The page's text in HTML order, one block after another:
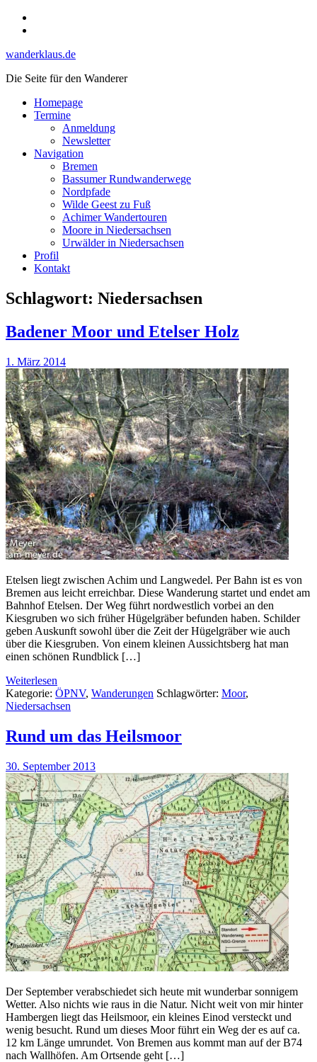
Skip
wanderklaus.de
Die Seite für den Wanderer
Homepage
Termine
Anmeldung
Newsletter
Navigation
Bremen
Bassumer Rundwanderwege
Nordpfade
Wilde Geest zu Fuß
Achimer Wandertouren
Moore in Niedersachsen
Urwälder in Niedersachsen
Profil
Kontakt
Schlagwort: Niedersachsen
Badener Moor und Etelser Holz
1. März 2014
Etelsen liegt zwischen Achim und Langwedel. Per Bahn ist es von
Bremen aus leicht erreichbar. Diese Wanderung startet und endet am
Bahnhof Etelsen. Der Weg führt nordwestlich vorbei an den
Kiesgruben wo sich früher Hügelgräber befunden haben. Schilder
geben Auskunft sowohl über die Zeit der Hügelgräber wie auch
über die Kiesgruben. Von einem kleinen Aussichtsberg hat man
einen schönen Rundblick […]
Weiterlesen
Kategorie: ÖPNV, Wanderungen Schlagwörter: Moor,
Niedersachsen
Rund um das Heilsmoor
30. September 2013
Der September verabschiedet sich heute mit wunderbar sonnigem
Wetter. Also nichts wie raus in die Natur. Nicht weit von mir hinter
Hambergen liegt das Heilsmoor, ein kleines Einod versteckt und
wenig besucht. Rund um dieses Moor führt ein Weg der es auf ca.
12 km Länge umrundet. Von Bremen aus kommt man auf der B74
nach Wallhöfen. Am Ortsende geht […]